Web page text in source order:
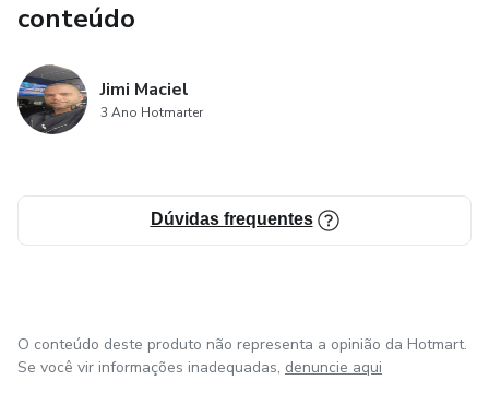
conteúdo
Jimi Maciel
3 Ano Hotmarter
Dúvidas frequentes
O conteúdo deste produto não representa a opinião da Hotmart.
Se você vir informações inadequadas, denuncie aqui